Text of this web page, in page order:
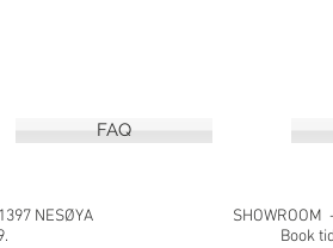
FAQ
38, 1397
575 109. Book tid hos